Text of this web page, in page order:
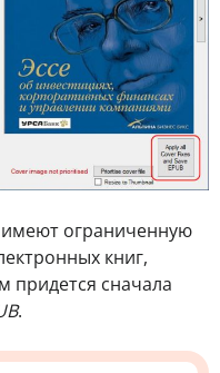
ограниченную
книг,
придется сначала
.